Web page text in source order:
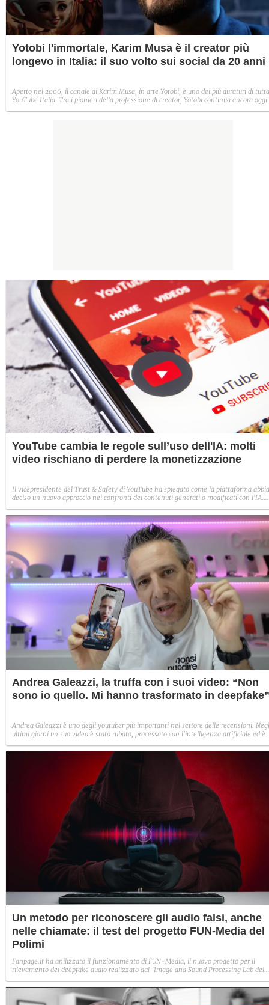
Yotobi l'immortale, Karim Musa è il creator più
longevo in Italia: il suo volto sui social da 20 anni
Aperto nel 2006, il canale di Karim Musa, in arte Yotobi, è uno dei più duraturi di tutta
YouTube Italia. Tra i pionieri della professione di creator, Yotobi continua ancora oggi
YouTube cambia le regole sull’uso dell'IA: molti
video rischiano di perdere la monetizzazione
Il vicepresidente del Trust & Safety di YouTube ha spiegato come la piattaforma abbia
deciso un nuovo approccio nei confronti dei contenuti generati o modificati con l'IA.
sensibili non saranno più monetizzabili.
Andrea Galeazzi, la truffa con i suoi video: “Non
sono io quello. Mi hanno trasformato in deepfake”
Andrea Galeazzi è uno degli youtuber più importanti nel settore delle recensioni.
ultimi giorni un suo video è stato rubato, processato con l'intelligenza artificiale ed è
Un metodo per riconoscere gli audio falsi, anche
nelle chiamate: il test del progetto FUN-Media del
Polimi
Fanpage.it ha anilizzato il funzionamento di FUN-Media, il nuovo progetto per il
rilevamento dei deepfake audio realizzato dal ’Image and Sound Processing Lab del
veniva riconosciuto come tale.